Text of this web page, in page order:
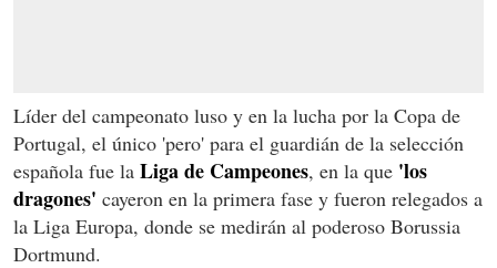
Líder del campeonato luso y en la lucha por la Copa de
Portugal, el único 'pero' para el guardián de la selección
española fue la Liga de Campeones, en la que 'los
dragones' cayeron en la primera fase y fueron relegados a
la Liga Europa, donde se medirán al poderoso Borussia
Dortmund.